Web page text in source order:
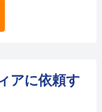
アに依頼す